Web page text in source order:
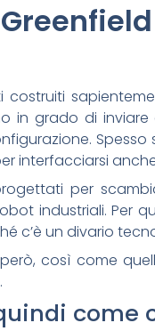
costruiti
in grado di
interfacciarsi
per
industriali. Per
c’è un divario
così come
come